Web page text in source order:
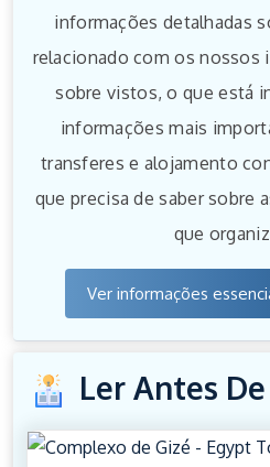
informações detalhadas
relacionado com os nossos
sobre vistos, o que está
informações mais
transferes e alojamento
que precisa de saber sobre
que
Ver informações
Ler Antes